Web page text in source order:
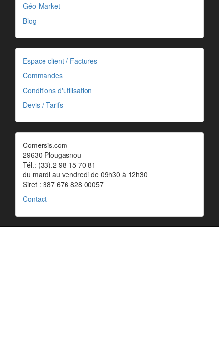
Géo-Market
Blog
Espace client / Factures
Commandes
Conditions d'utilisation
Devis / Tarifs
Comersis.com
29630 Plougasnou
Tél.: (33).2 98 15 70 81
du mardi au vendredi de 09h30 à 12h30
Siret : 387 676 828 00057
Contact